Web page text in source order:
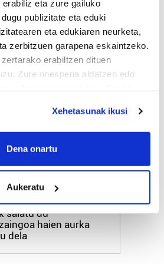
eta zure gailuko
publizitate eta eduki
eta edukiaren neurketa,
zerbitzuen garapena eskaintzeko.
erabiltzen dituen
Zure onespena aldatzen edo
also like to:
about your geographical
by actively scanning it for
(fingerprinting)
your personal data is processed
in the
Xehetasunak ikusi
Dena onartu
Aukeratu
HARTU HITZA
irakurrienak
ere, kontsumo
hasi dira
salatu du
haien aurka
dela